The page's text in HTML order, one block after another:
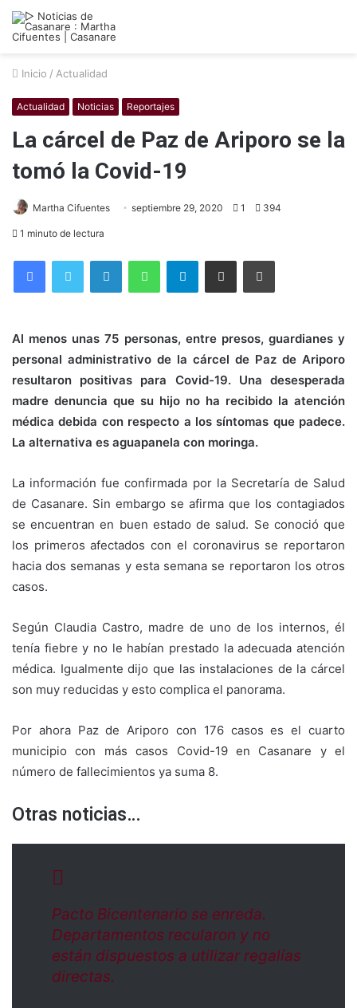
Inicio / Actualidad
Actualidad Noticias Reportajes
La cárcel de Paz de Ariporo se la
tomó la Covid-19
Martha Cifuentes septiembre 29, 2020 1 394
1 minuto de lectura
FacebookTwitter LinkedInWhatsAppTelegramCompartir por correo electrónicoImprimir
Al menos unas 75 personas, entre presos, guardianes y
personal administrativo de la cárcel de Paz de Ariporo
resultaron positivas para Covid-19. Una desesperada
madre denuncia que su hijo no ha recibido la atención
médica debida con respecto a los síntomas que padece.
La alternativa es aguapanela con moringa.
La información fue confirmada por la Secretaría de Salud
de Casanare. Sin embargo se afirma que los contagiados
se encuentran en buen estado de salud. Se conoció que
los primeros afectados con el coronavirus se reportaron
hacia dos semanas y esta semana se reportaron los otros
casos.
Según Claudia Castro, madre de uno de los internos, él
tenía fiebre y no le habían prestado la adecuada atención
médica. Igualmente dijo que las instalaciones de la cárcel
son muy reducidas y esto complica el panorama.
Por ahora Paz de Ariporo con 176 casos es el cuarto
municipio con más casos Covid-19 en Casanare y el
número de fallecimientos ya suma 8.
Otras noticias…
Pacto Bicentenario se enreda.
Departamentos recularon y no
están dispuestos a utilizar regalías
directas.